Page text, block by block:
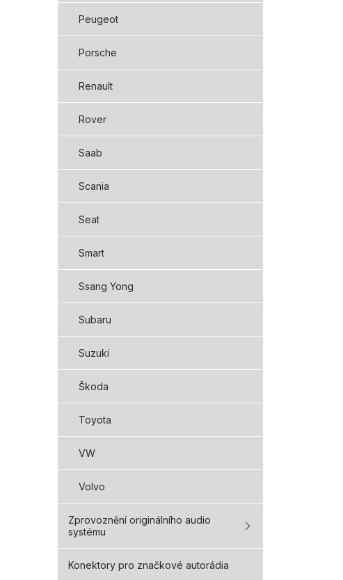
Peugeot
Porsche
Renault
Rover
Saab
Scania
Seat
Smart
Ssang Yong
Subaru
Suzuki
Škoda
Toyota
VW
Volvo
Zprovoznění originálního audio
systému
Konektory pro značkové autorádia